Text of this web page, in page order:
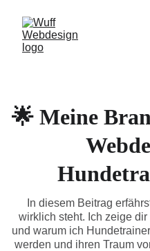
🌟 Meine
In diesem Beitrag
wirklich steht. Ich zeige
und warum ich
werden und ihren Traum